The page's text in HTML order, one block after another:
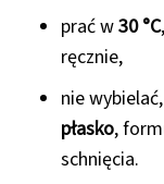
prać w30 °C
ręcznie,
nie
płasko,
schnięcia.